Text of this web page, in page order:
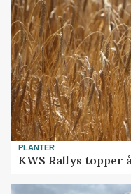
PLANTER
KWS Rallys